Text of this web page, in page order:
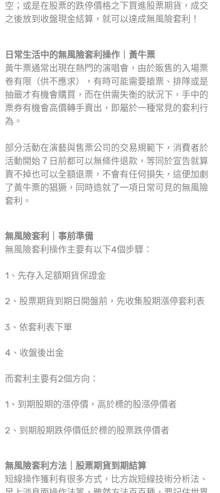
空；或是在股票的跌停價格之下買進股票期貨，成交
之後放到收盤現金結算，就可以達成無風險套利！
日常生活中的無風險套利操作｜黃牛票
黃牛票通常出現在熱門的演唱會，由於販售的入場票
卷有限（供不應求），有時可能需要搶票、排隊或是
抽籤才有機會購買，而在供需失衡的狀況下，手中的
票券有機會高價轉手賣出，即屬於一種常見的套利行
為。
部分活動在演藝與售票公司的交易規範下，消費者於
活動開始７日前都可以無條件退款，等同於宣告就算
賣不掉也可以全額退票，不會有任何損失，這便加劇
了黃牛票的猖獗，同時造就了一項日常可見的無風險
套利。
無風險套利｜事前準備
無風險套利操作主要有以下4個步驟：
1、先存入足額期貨保證金
2、股票期貨到期日開盤前，先收集股期漲停套利表
3、依套利表下單
4、收盤後出金
而套利主要有2個方向：
1、到期股期的漲停價，高於標的股漲停價者
2、到期股期跌停價低於標的股票跌停價者
無風險套利方法｜股票期貨到期結算
短線操作獲利有很多方式，比方說短線技術分析法、